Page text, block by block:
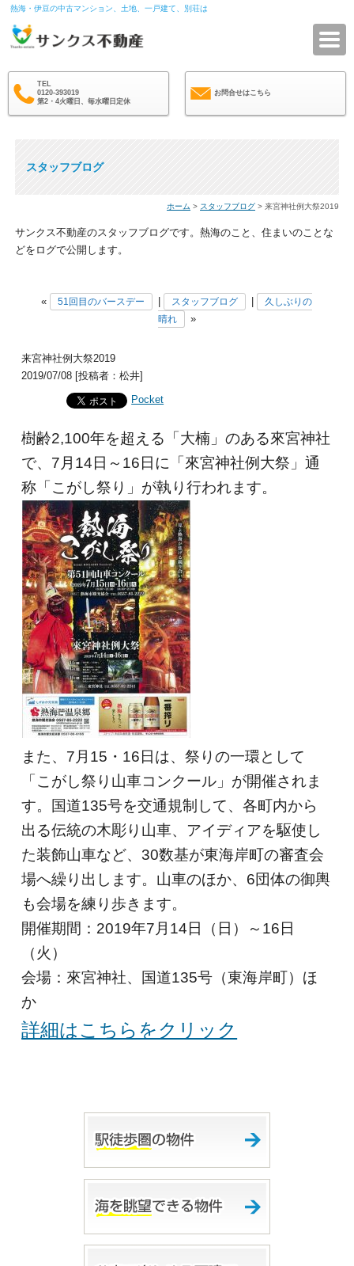
熱海・伊豆の中古マンション、土地、一戸建て、別荘は
TEL
0120-393019
第2・4火曜日、毎水曜日定休
お問合せはこちら
スタッフブログ
ホーム > スタッフブログ > 来宮神社例大祭2019
サンクス不動産のスタッフブログです。熱海のこと、住まいのことな
どをログで公開します。
« 51回目のバースデー スタッフブログ
久しぶりの
晴れ
»
来宮神社例大祭2019
2019/07/08 [投稿者：松井]
Pocket
樹齢2,100年を超える「大楠」のある來宮神社
で、7月14日～16日に「來宮神社例大祭」通
称「こがし祭り」が執り行われます。
また、7月15・16日は、祭りの一環として
「こがし祭り山車コンクール」が開催されま
す。国道135号を交通規制して、各町内から
出る伝統の木彫り山車、アイディアを駆使し
た装飾山車など、30数基が東海岸町の審査会
場へ繰り出します。山車のほか、6団体の御輿
も会場を練り歩きます。
開催期間：2019年7月14日（日）～16日
（火）
会場：來宮神社、国道135号（東海岸町）ほ
か
詳細はこちらをクリック